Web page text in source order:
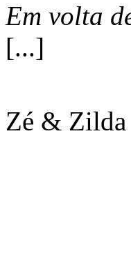
Em volta
[...]
Zé & Zilda